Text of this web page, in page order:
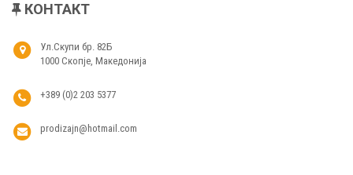
КОНТАКТ
Ул.Скупи бр. 82Б
1000 Скопје, Македонија
+389 (0)2 203 5377
prodizajn@hotmail.com